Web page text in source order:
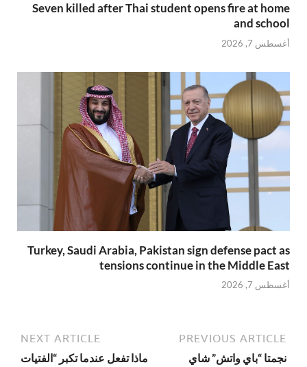
Seven killed after Thai student opens fire at home
and school
أغسطس 7, 2026
Turkey, Saudi Arabia, Pakistan sign defense pact as
tensions continue in the Middle East
أغسطس 7, 2026
PREVIOUS ARTICLE
نجمتا “باي واتش” شاي
NEXT ARTICLE
ماذا تفعل عندما تكبر “الفتيات